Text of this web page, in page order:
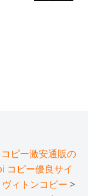
ピー激安通販の
コピー優良サイ
ィトンコピー >